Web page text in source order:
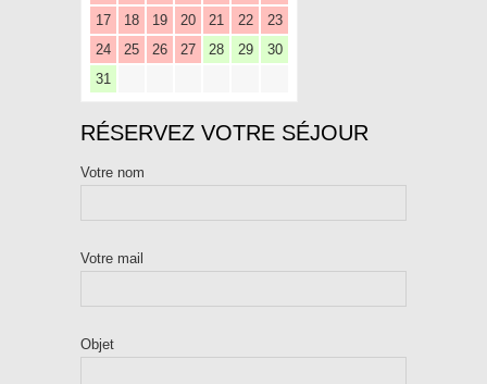
17
18 19 20 21 22
23
24
25 26 27 28 29
30
31
RÉSERVEZ VOTRE SÉJOUR
Votre nom
Votre mail
Objet